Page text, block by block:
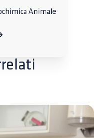
Animale